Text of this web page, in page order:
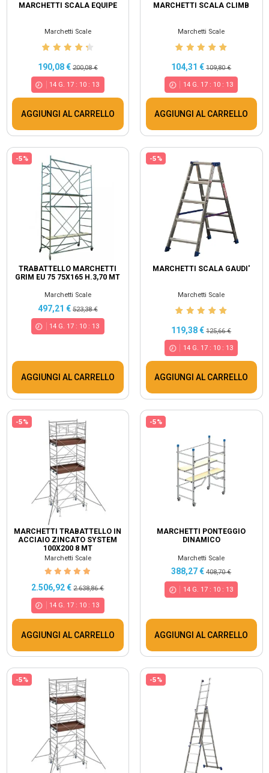
MARCHETTI SCALA EQUIPE
Marchetti Scale
190,08 € 200,08 €
14 G. 17 : 10 : 13
AGGIUNGI AL CARRELLO
MARCHETTI SCALA CLIMB
Marchetti Scale
104,31 €109,80 €
14G. 17: 10: 13
AGGIUNGI AL CARRELLO
-5%
TRABATTELLO MARCHETTI
GRIM EU 75 75X165 H.3,70 MT
Marchetti Scale
497,21 € 523,38 €
14 G. 17 : 10 : 13
AGGIUNGI AL CARRELLO
-5%
MARCHETTI SCALA GAUDI'
Marchetti Scale
119,38 €125,66 €
14G. 17: 10: 13
AGGIUNGI AL CARRELLO
-5%
MARCHETTI TRABATTELLO IN
ACCIAIO ZINCATO SYSTEM
100X200 8 MT
Marchetti Scale
2.506,92 €2.638,86 €
14 G. 17 : 10 : 13
AGGIUNGI AL CARRELLO
-5%
MARCHETTI PONTEGGIO
DINAMICO
Marchetti Scale
388,27 €408,70 €
14G. 17: 10: 13
AGGIUNGI AL CARRELLO
-5% -5%